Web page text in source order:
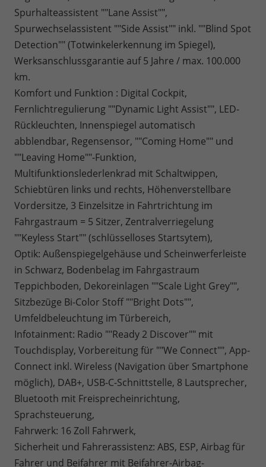
Spurhalteassistent ""Lane Assist"",
Spurwechselassistent ""Side Assist"" inkl. ""Blind Spot
Detection"" (Totwinkelerkennung im Spiegel),
Werksanschlussgarantie auf 5 Jahre / max. 100.000
km.
Komfort und Funktion : Digital Cockpit,
Fernlichtregulierung ""Dynamic Light Assist"", LED-
Rückleuchten, Innenspiegel automatisch
abblendbar, Regensensor, ""Coming Home"" und
""Leaving Home""-Funktion,
Multifunktionslederlenkrad mit Schaltwippen,
Schiebtüren links und rechts, Höhenverstellbare
Vordersitze, 3 Einzelsitze in Fahrtrichtung im
Fahrgastraum = 5 Sitzer, Zentralverriegelung
""Keyless Start"" (schlüsselloses Startsytem),
Optik: Außenspiegelgehäuse und Scheinwerferleiste
in Schwarz, Bodenbelag im Fahrgastraum
Teppichboden, Dekoreinlagen ""Scale Light Grey"",
Sitzbezüge Bi-Color Stoff ""Bright Dots"",
Umfeldbeleuchtung im Türbereich,
Infotainment: Radio ""Ready 2 Discover"" mit
Touchdisplay, Vorbereitung für ""We Connect"", App-
Connect inkl. Wireless (Navigation über Smartphone
möglich), DAB+, USB-C-Schnittstelle, 8 Lautsprecher,
Bluetooth mit Freisprecheinrichtung,
Sprachsteuerung,
Fahrwerk: 16 Zoll Fahrwerk,
Sicherheit und Fahrerassistenz: ABS, ESP, Airbag für
Fahrer und Beifahrer mit Beifahrer-Airbag-